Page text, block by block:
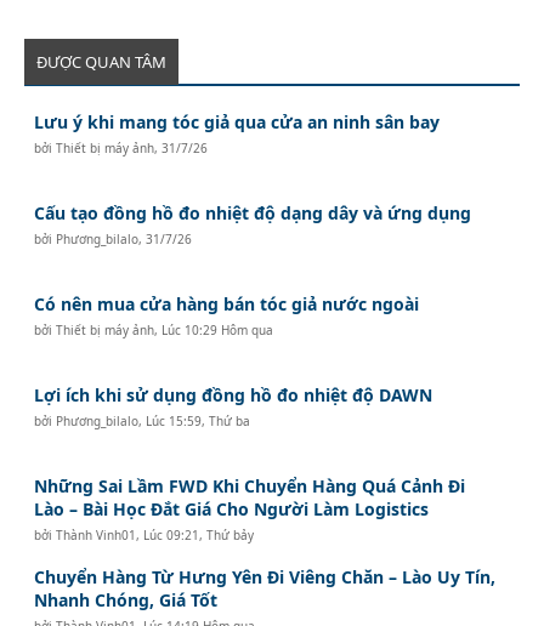
ĐƯỢC QUAN TÂM
Lưu ý khi mang tóc giả qua cửa an ninh sân bay
bởiThiết bị máy ảnh,31/7/26
Cấu tạo đồng hồ đo nhiệt độ dạng dây và ứng dụng
bởi Phương_bilalo,31/7/26
Có nên mua cửa hàng bán tóc giả nước ngoài
bởiThiết bị máy ảnh, Lúc 10:29 Hôm qua
Lợi ích khi sử dụng đồng hồ đo nhiệt độ DAWN
bởi Phương_bilalo, Lúc 15:59, Thứ ba
Những Sai Lầm FWD Khi Chuyển Hàng Quá Cảnh Đi
Lào – Bài Học Đắt Giá Cho Người Làm Logistics
bởiThành Vinh01 , Lúc 09:21, Thứ bảy
Chuyển Hàng Từ Hưng Yên Đi Viêng Chăn – Lào Uy Tín,
Nhanh Chóng, Giá Tốt